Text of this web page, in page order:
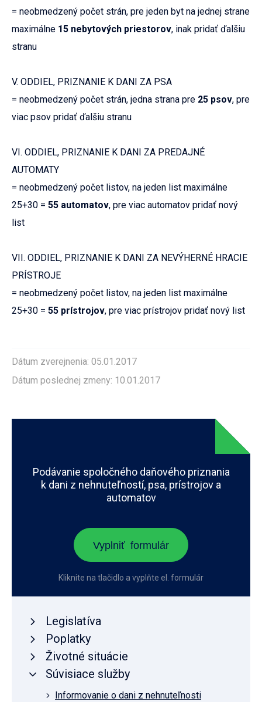
= neobmedzený počet strán, pre jeden byt na jednej strane
maximálne 15 nebytových priestorov, inak pridať ďalšiu
stranu
V. ODDIEL, PRIZNANIE K DANI ZA PSA
= neobmedzený počet strán, jedna strana pre 25 psov, pre
viac psov pridať ďalšiu stranu
VI. ODDIEL, PRIZNANIE K DANI ZA PREDAJNÉ
AUTOMATY
= neobmedzený počet listov, na jeden list maximálne
25+30 = 55 automatov, pre viac automatov pridať nový
list
VII. ODDIEL, PRIZNANIE K DANI ZA NEVÝHERNÉ HRACIE
PRÍSTROJE
= neobmedzený počet listov, na jeden list maximálne
25+30 = 55 prístrojov, pre viac prístrojov pridať nový list
Dátum zverejnenia: 05.01.2017
Dátum poslednej zmeny: 10.01.2017
Podávanie spoločného daňového priznania
k dani z nehnuteľností, psa, prístrojov a
automatov
Vyplniť formulár
Kliknite na tlačidlo a vyplňte el. formulár
Legislatíva
Poplatky
Životné situácie
Súvisiace služby
Informovanie o dani z nehnuteľnosti